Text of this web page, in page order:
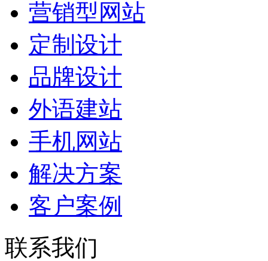
营销型网站
定制设计
品牌设计
外语建站
手机网站
解决方案
客户案例
联系我们